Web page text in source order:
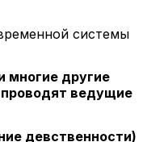
системы
многие другие
проводят ведущие
девственности)